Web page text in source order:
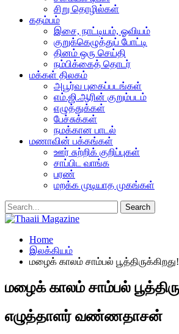
சிறு தொழில்கள்
கதம்பம்
இசை, நாட்டியம், ஓவியம்
குறுக்கெழுத்துப் போட்டி
தினம் ஒரு செய்தி
நம்பிக்கைத் தொடர்
மக்கள் திலகம்
அபூர்வ புகைப்படங்கள்
எம்.ஜி.ஆரின் குறும்படம்
எழுத்துக்கள்
பேச்சுக்கள்
நமக்கான பாடல்
மணாவின் பக்கங்கள்
ஊர் சுற்றிக் குறிப்புகள்
சாப்பிட வாங்க
பரண்
மறக்க முடியாத முகங்கள்
Home
இலக்கியம்
மழைக் காலம் சாம்பல் பூத்திருக்கிறது!
மழைக் காலம் சாம்பல்
எழுத்தாளர் வண்ணதாசன்